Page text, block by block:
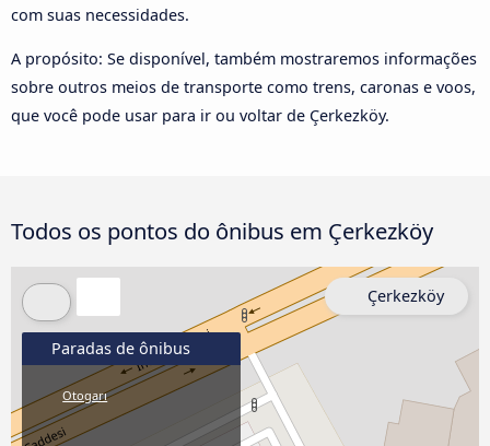
com suas necessidades.
A propósito: Se disponível, também mostraremos informações
sobre outros meios de transporte como trens, caronas e voos,
que você pode usar para ir ou voltar de Çerkezköy.
Todos os pontos do ônibus em Çerkezköy
Paradas de ônibus
Otogarı
Çerkezköy